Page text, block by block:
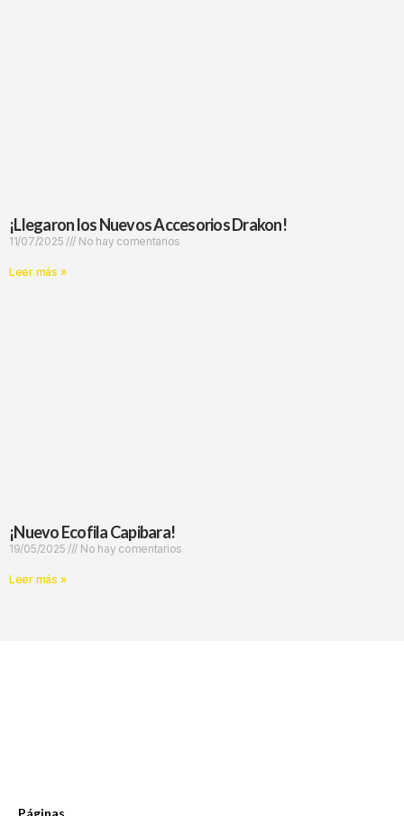
¡Llegaron los Nuevos Accesorios Drakon!
11/07/2025 No hay comentarios
Leer más »
¡Nuevo Ecofila Capibara!
19/05/2025 No hay comentarios
Leer más »
Páginas